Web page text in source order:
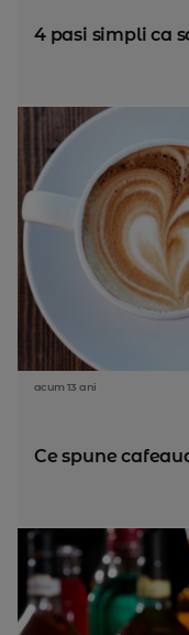
4 pasi simpli ca
acum 13 ani
Ce spune